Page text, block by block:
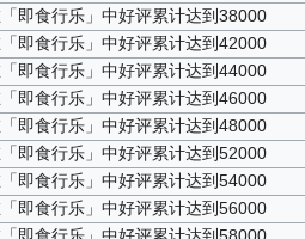
即食行乐」中好评累计达到38000
即食行乐」中好评累计达到42000
即食行乐」中好评累计达到44000
即食行乐」中好评累计达到46000
即食行乐」中好评累计达到48000
即食行乐」中好评累计达到52000
即食行乐」中好评累计达到54000
即食行乐」中好评累计达到56000